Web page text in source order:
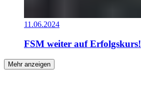
11.06.2024
FSM weiter auf Erfolgskurs!
Mehr anzeigen